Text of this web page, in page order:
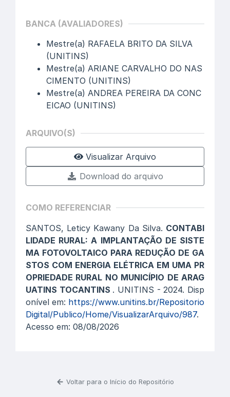
BANCA (AVALIADORES)
Mestre(a) RAFAELA BRITO DA SILVA
(UNITINS)
Mestre(a) ARIANE CARVALHO DO NAS
CIMENTO (UNITINS)
Mestre(a) ANDREA PEREIRA DA CONC
EICAO (UNITINS)
ARQUIVO(S)
Visualizar Arquivo
Download do arquivo
COMO REFERENCIAR
SANTOS, Leticy Kawany Da Silva. CONTABI
LIDADE RURAL: A IMPLANTAÇÃO DE SISTE
MA FOTOVOLTAICO PARA REDUÇÃO DE GA
STOS COM ENERGIA ELÉTRICA EM UMA PR
OPRIEDADE RURAL NO MUNICÍPIO DE ARAG
UATINS TOCANTINS . UNITINS - 2024. Disp
onível em: https://www.unitins.br/Repositorio
Digital/Publico/Home/VisualizarArquivo/987.
Acesso em: 08/08/2026
Voltar para o Início do Repositório